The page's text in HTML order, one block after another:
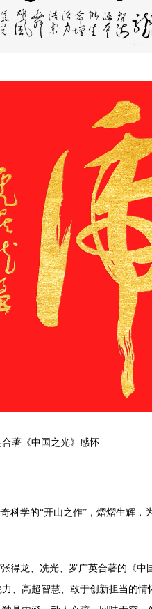
著《中国之光》感怀
科学的“开山之作”，熠熠生辉，
得龙、冼光、罗广英合著的《中
、高超智慧、敢于创新担当的情